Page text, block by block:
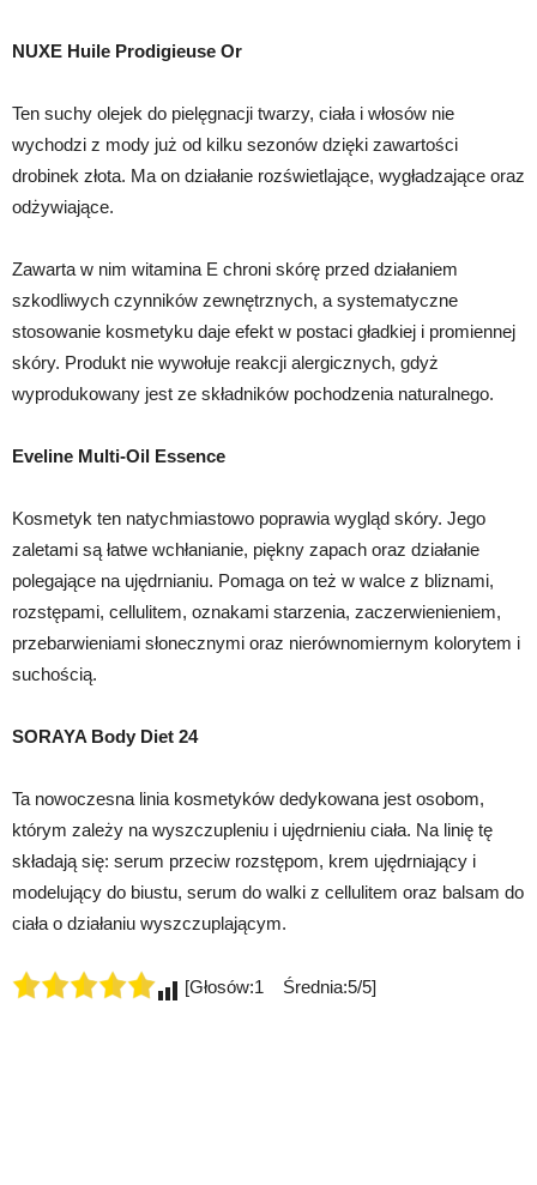
NUXE Huile Prodigieuse Or
Ten suchy olejek do pielęgnacji twarzy, ciała i włosów nie
wychodzi z mody już od kilku sezonów dzięki zawartości
drobinek złota. Ma on działanie rozświetlające, wygładzające oraz
odżywiające.
Zawarta w nim witamina E chroni skórę przed działaniem
szkodliwych czynników zewnętrznych, a systematyczne
stosowanie kosmetyku daje efekt w postaci gładkiej i promiennej
skóry. Produkt nie wywołuje reakcji alergicznych, gdyż
wyprodukowany jest ze składników pochodzenia naturalnego.
Eveline Multi-Oil Essence
Kosmetyk ten natychmiastowo poprawia wygląd skóry. Jego
zaletami są łatwe wchłanianie, piękny zapach oraz działanie
polegające na ujędrnianiu. Pomaga on też w walce z bliznami,
rozstępami, cellulitem, oznakami starzenia, zaczerwienieniem,
przebarwieniami słonecznymi oraz nierównomiernym kolorytem i
suchością.
SORAYA Body Diet 24
Ta nowoczesna linia kosmetyków dedykowana jest osobom,
którym zależy na wyszczupleniu i ujędrnieniu ciała. Na linię tę
składają się: serum przeciw rozstępom, krem ujędrniający i
modelujący do biustu, serum do walki z cellulitem oraz balsam do
ciała o działaniu wyszczuplającym.
[Głosów:1 Średnia:5/5]